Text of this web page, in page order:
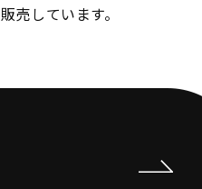
売しています。